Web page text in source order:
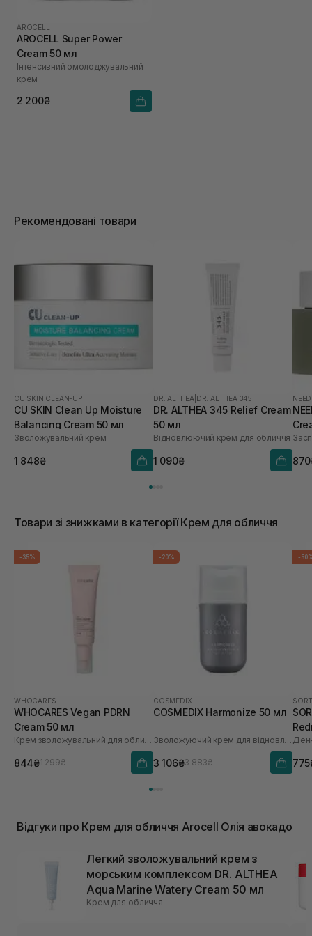
AROCELL
AROCELL Super Power
Cream 50 мл
Інтенсивний омолоджувальний
крем
2 200₴
Рекомендовані товари
CU SKIN CLEAN-UP
CU SKIN Clean Up Moisture
Balancing Cream 50 мл
Зволожувальний крем
1 848₴
DR. ALTHEA DR. ALTHEA 345
DR. ALTHEA 345 Relief Cream
50 мл
Відновлюючий крем для обличчя
1 090₴
Товари зі знижками в категорії Крем для обличчя
-35%
WHOCARES
WHOCARES Vegan PDRN
Cream 50 мл
Крем зволожувальний для обличчя із веганськими полінуклеотидами
844₴1 299₴
-20%
COSMEDIX
COSMEDIX Harmonize 50 мл
Зволожуючий крем для відновлення мікробіома
3 106₴3 883₴
-
30
Відгуки про Крем для обличчя Arocell Олія авокадо
Легкий зволожувальний крем з
морським комплексом DR. ALTHEA
Aqua Marine Watery Cream 50 мл
Крем для обличчя